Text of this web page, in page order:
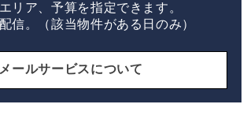
リア、予算を指定できます。
信。（該当物件がある日のみ）
メールサービスについて